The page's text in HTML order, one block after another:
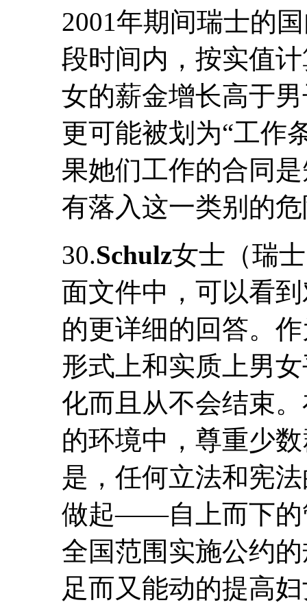
2001年期间瑞士的
段时间内，按实值
女的薪金增长高于
更可能被划为“工作
果她们工作的合同
有落入这一类别的
30.Schulz女士（瑞
面文件中，可以看
的更详细的回答。
形式上和实质上男
化而且从不会结束
的环境中，尊重少
是，任何立法和宪
做起——自上而下的
全国范围实施公约
足而又能动的提高